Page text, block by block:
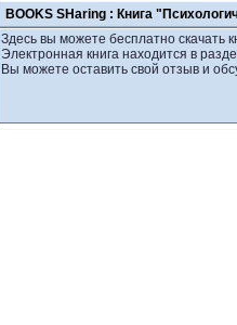
BOOKS SHaring : Книга
Здесь вы можете бесплатно скачать
Электронная книга находится в
Вы можете оставить свой отзыв и